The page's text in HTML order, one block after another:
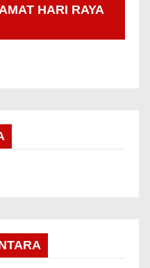
HARI RAYA